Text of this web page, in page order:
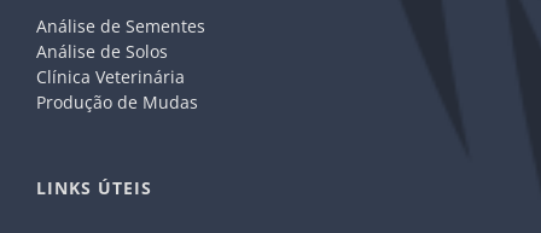
Análise de Sementes
Análise de Solos
Clínica Veterinária
Produção de Mudas
LINKS ÚTEIS